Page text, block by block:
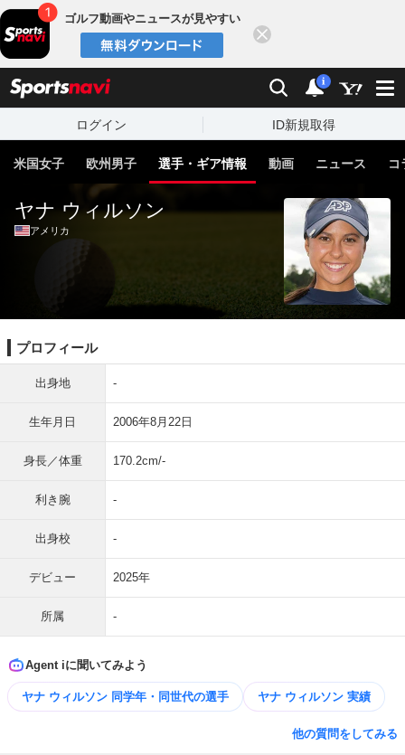
ゴルフ動画やニュースが見やすい
検索 通知
i
ログイン ID新規取得
米国女子 欧州男子 選手・ギア情報 動画 ニュース コ
ヤナ ウィルソン
アメリカ
プロフィール
出身地 -
生年月日 2006年8月22日
身長／体重 170.2cm/-
利き腕 -
出身校 -
デビュー 2025年
所属 -
Agent iに聞いてみよう
ヤナ ウィルソン 同学年・同世代の選手 ヤナ ウィルソン 実績
他の質問をしてみる